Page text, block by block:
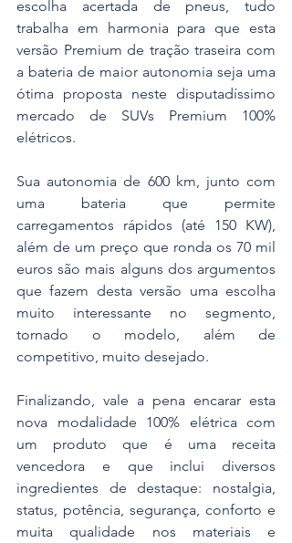
escolha acertada de pneus, tudo
trabalha em harmonia para que esta
versão Premium de tração traseira com
a bateria de maior autonomia seja uma
ótima proposta neste disputadíssimo
mercado de SUVs Premium 100%
elétricos.
Sua autonomia de 600 km, junto com
uma bateria que permite
carregamentos rápidos (até 150 KW),
além de um preço que ronda os 70 mil
euros são mais alguns dos argumentos
que fazem desta versão uma escolha
muito interessante no segmento,
tornado o modelo, além de
competitivo, muito desejado.
Finalizando, vale a pena encarar esta
nova modalidade 100% elétrica com
um produto que é uma receita
vencedora e que inclui diversos
ingredientes de destaque: nostalgia,
status, potência, segurança, conforto e
muita qualidade nos materiais e